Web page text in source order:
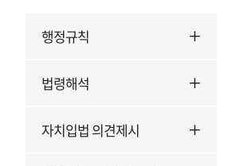
행정규칙
법령해석
자치입법 의견제시